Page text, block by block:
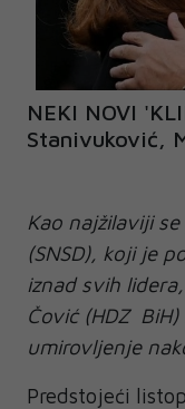
NEKI NOVI
Stanivuković,
Kao najžilaviji
(SNSD), koji je
iznad svih
Čović (HDZ
umirovljenje
Predstojeći